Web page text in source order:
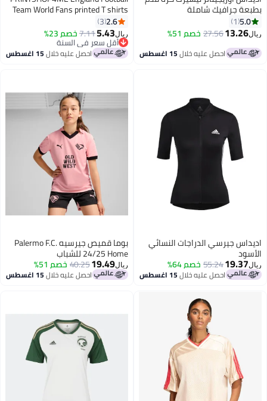
بطبعة جرافيك شاملة
5.0
1
ريال13.26
27.56خصم 51%
احصل عليه خلال15 اغسطس
6
Team World Fans printed T shirts
Supporting The Team Football
Team Jersey T shirts For Men |
Women
2.6
3
ريال5.43
7.11خصم 23%
أقل سعر في السنة
أقل سعر في السنة
احصل عليه خلال15 اغسطس
اديداس جيرسي الدراجات النسائي
الأسود
ريال19.37
55.24خصم 64%
احصل عليه خلال15 اغسطس
بوما قميص جيرسيه Palermo F.C.
24/25 Home للشباب
ريال19.49
40.25خصم 51%
احصل عليه خلال15 اغسطس